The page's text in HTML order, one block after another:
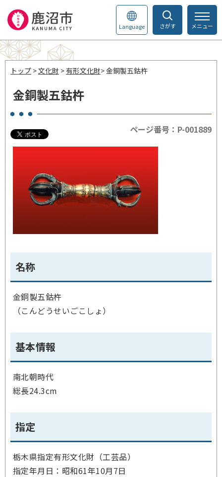
さがす
Language メニュー
トップ >文化財 >有形文化財> 金銅製五鈷杵
金銅製五鈷杵
ページ番号：P-001889
名称
金銅製五鈷杵
（こんどうせいごこしょ）
基本情報
南北朝時代
総長24.3cm
指定
栃木県指定有形文化財（工芸品）
指定年月日：昭和61年10月7日